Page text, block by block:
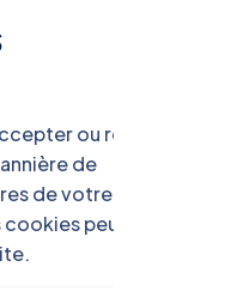
ou refuser les
de
de votre navigateur.
peut limiter